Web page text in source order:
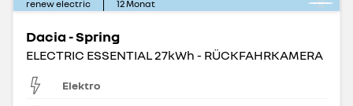
renew electric 12Monat
Dacia - Spring
ELECTRIC ESSENTIAL 27kWh - RÜCKFAHRKAMERA
Elektro